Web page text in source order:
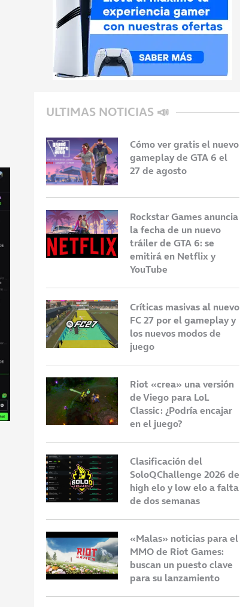
ULTIMAS NOTICIAS 📣
Cómo ver gratis el nuevo
gameplay de GTA 6 el
27 de agosto
Rockstar Games anuncia
la fecha de un nuevo
tráiler de GTA 6: se
emitirá en Netflix y
YouTube
Críticas masivas al nuevo
FC 27 por el gameplay y
los nuevos modos de
juego
Riot «crea» una versión
de Viego para LoL
Classic: ¿Podría encajar
en el juego?
Clasificación del
SoloQChallenge 2026 de
high elo y low elo a falta
de dos semanas
«Malas» noticias para el
MMO de Riot Games:
buscan un puesto clave
para su lanzamiento